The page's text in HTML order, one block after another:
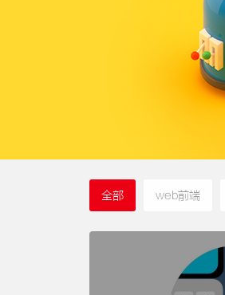
全部 web前端